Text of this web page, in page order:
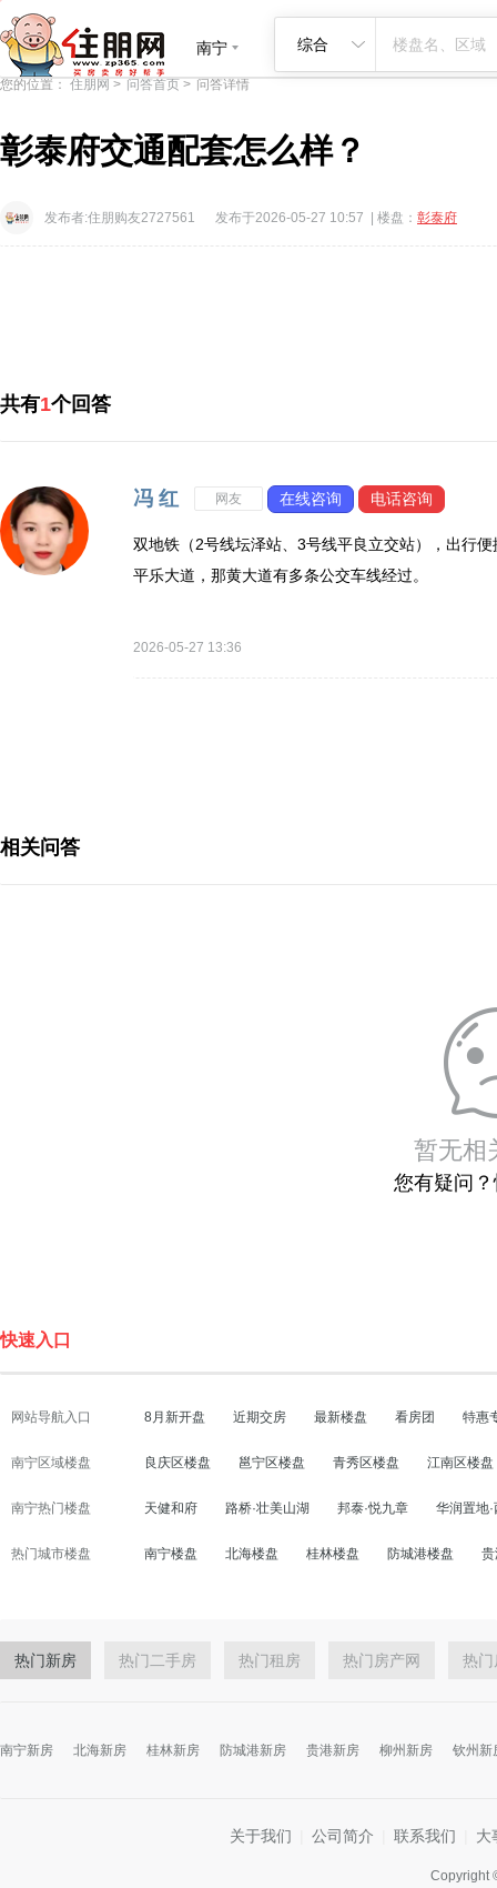
首页 新房
南宁
综合
您的位置： 住朋网 > 问答首页 > 问答详情
彰泰府交通配套怎么样？
发布者:住朋购友2727561 发布于2026-05-27 10:57 | 楼盘： 彰泰府
共有1个回答
冯 红 网友 在线咨询 电话咨询
双地铁（2号线坛泽站、 3号线平良立交站），出行便
平乐大道，那黄大道有多条公交车线经过。
2026-05-27 13:36
相关问答
暂无相
您有疑问
快速入口
网站导航入口 8月新开盘 近期交房 最新楼盘 看房团 特惠
南宁区域楼盘 良庆区楼盘 邕宁区楼盘 青秀区楼盘 江南区楼盘
南宁热门楼盘 天健和府 路桥·壮美山湖 邦泰·悦九章 华润置地
热门城市楼盘 南宁楼盘 北海楼盘 桂林楼盘 防城港楼盘
热门新房 热门二手房 热门租房 热门房产网 热门
南宁新房 北海新房 桂林新房 防城港新房 贵港新房 柳州新房 钦州新
关于我们 公司简介 联系我们 大
Copyright